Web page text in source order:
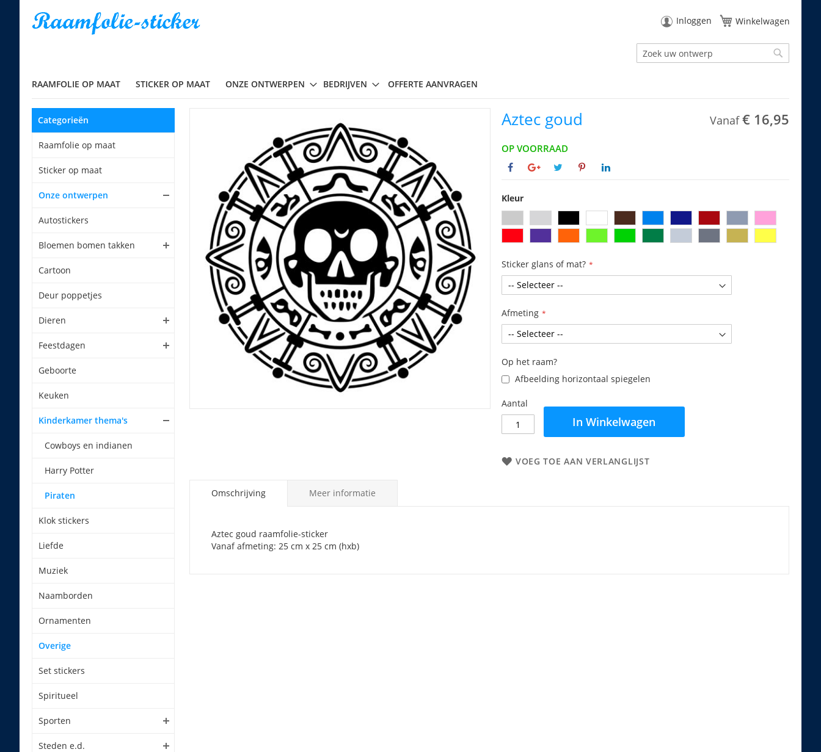
Inloggen Winkelwagen
Zoek
RAAMFOLIE OP MAAT STICKER OP MAAT ONZE ONTWERPEN BEDRIJVEN OFFERTE AANVRAGEN
Aztec goud Vanaf € 16,95
OP VOORRAAD
Kleur
Sticker glans of mat?
Afmeting
Op het raam?
Afbeelding horizontaal spiegelen
Aantal
In Winkelwagen
VOEG TOE AAN VERLANGLIJST
Omschrijving
Aztec goud raamfolie-sticker
Vanaf afmeting: 25 cm x 25 cm (hxb)
Meer informatie
Categorieën
Raamfolie op maat
Sticker op maat
Onze ontwerpen
Autostickers
Bloemen bomen takken
Cartoon
Deur poppetjes
Dieren
Feestdagen
Geboorte
Keuken
Kinderkamer thema's
Cowboys en indianen
Harry Potter
Piraten
Klok stickers
Liefde
Muziek
Naamborden
Ornamenten
Overige
Set stickers
Spiritueel
Sporten
Steden e.d.